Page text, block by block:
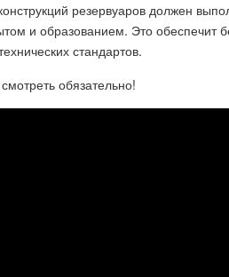
резервуаров должен
и образованием. Это обеспечит
стандартов.
обязательно!